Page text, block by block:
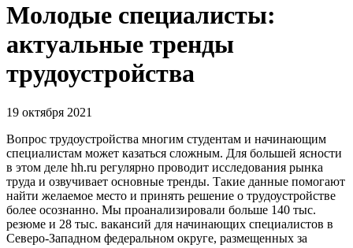
Молодые специалисты:
актуальные тренды
трудоустройства
19 октября 2021
Вопрос трудоустройства многим студентам и начинающим
специалистам может казаться сложным. Для большей ясности
в этом деле hh.ru регулярно проводит исследования рынка
труда и озвучивает основные тренды. Такие данные помогают
найти желаемое место и принять решение о трудоустройстве
более осознанно. Мы проанализировали больше 140 тыс.
резюме и 28 тыс. вакансий для начинающих специалистов в
Северо-Западном федеральном округе, размещенных за